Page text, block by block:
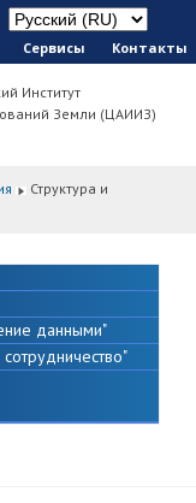
Сервисы Контакты
Институт
Земли (ЦАИИЗ)
Структура и
данными"